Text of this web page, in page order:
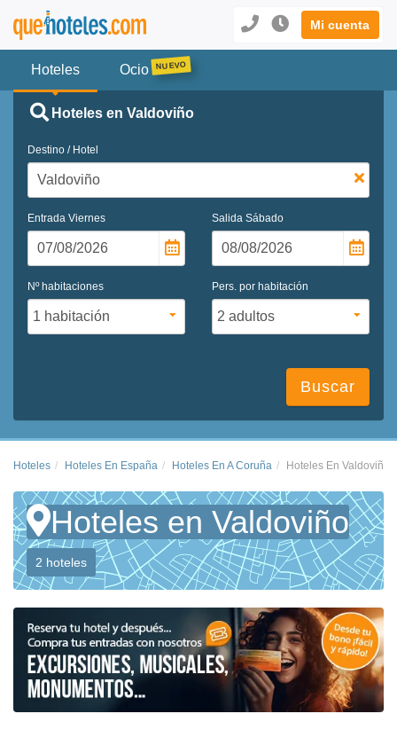
Mi cuenta
Hoteles Ocio
Hoteles en Valdoviño
Destino / Hotel
Entrada Viernes Salida Sábado
Nº habitaciones Pers. por habitación
Buscar
Hoteles Hoteles En España Hoteles En A Coruña Hoteles En Valdoviño
Hoteles en Valdoviño
2 hoteles